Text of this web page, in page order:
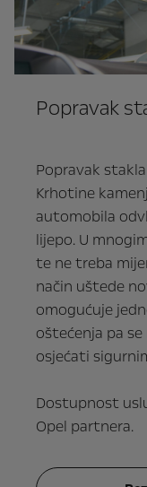
Popravak
Popravak stakla
Krhotine
automobila
lijepo. U
te ne treba
način uštede
omogućuje
oštećenja pa
osjećati
Dostupnost
Opel partnera.